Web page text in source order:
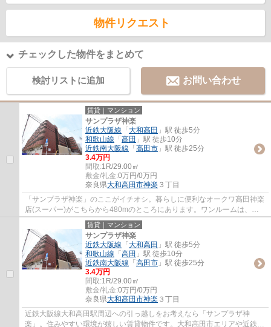
物件リクエスト
チェックした物件をまとめて
検討リストに追加 お問い合わせ
賃貸｜マンション
サンプラザ神楽
近鉄大阪線 「 大和高田 」駅 徒歩5分
和歌山線 「 高田 」駅 徒歩10分
近鉄南大阪線 「 高田市 」駅 徒歩25分
3.4万円
間取:1R/29.00㎡
敷金/礼金:0万円/0万円
奈良県大和高田市神楽 ３丁目
「サンプラザ神楽」のここがイチオシ。暮らしに便利なオークワ高田神楽
店(スーパー)がこちらから480mのところにあります。ワンルームは、一
人暮らしの方からのニーズがあります。ぜひ...
賃貸｜マンション
サンプラザ神楽
近鉄大阪線 「 大和高田 」駅 徒歩5分
和歌山線 「 高田 」駅 徒歩10分
近鉄南大阪線 「 高田市 」駅 徒歩25分
3.4万円
間取:1R/29.00㎡
敷金/礼金:0万円/0万円
奈良県大和高田市神楽 ３丁目
近鉄大阪線大和高田駅周辺への引っ越しをお考えなら「サンプラザ神
楽」。住みやすい環境が嬉しい賃貸物件です。大和高田市エリアや近鉄大